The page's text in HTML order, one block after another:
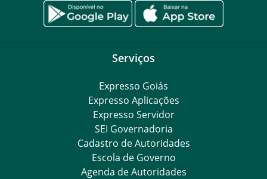
Serviços
Expresso Goiás
Expresso Aplicações
Expresso Servidor
SEI Governadoria
Cadastro de Autoridades
Escola de Governo
Agenda de Autoridades